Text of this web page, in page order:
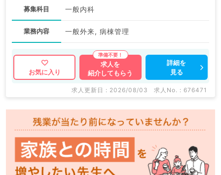
募集科目 一般内科
業務内容 一般外来, 病棟管理
お気に入り
求人を
紹介してもらう
詳細を
見る
求人更新日 : 2026/08/03 求人No. : 676471